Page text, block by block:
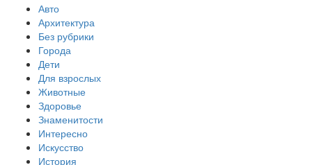
Авто
Архитектура
Без рубрики
Города
Дети
Для взрослых
Животные
Здоровье
Знаменитости
Интересно
Искусство
История